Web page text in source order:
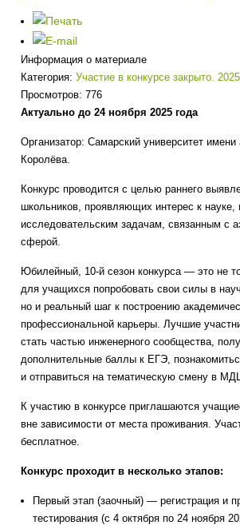
Информация о материале
Категория:Участие в конкурсе закрыто. 2025
Просмотров: 776
Актуально до 24 ноября 2025 года
Организатор: Самарский университет
Королёва.
Конкурс проводится с целью раннего
школьников, проявляющих интерес к
исследовательским задачам, связанным с
сферой.
Юбилейный, 10-й сезон конкурса — это не
для учащихся попробовать свои силы в
но и реальный шаг к построению
профессиональной карьеры. Лучшие
стать частью инженерного сообщества,
дополнительные баллы к ЕГЭ,
и отправиться на тематическую смену в
К участию в конкурсе приглашаются
вне зависимости от места проживания.
бесплатное.
Конкурс проходит в несколько этапов:
Первый этап (заочный) — регистрация и
тестирования (с 4 октября по 24 ноября